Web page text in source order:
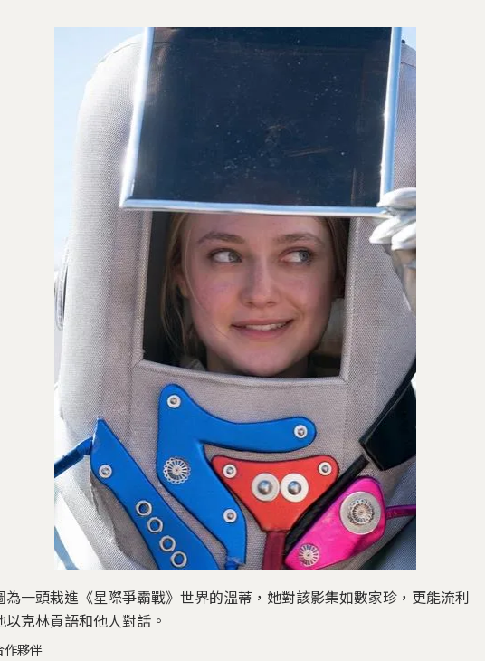
為一頭栽進《星際爭霸戰》世界的溫蒂，她對該影集如數家珍，更能流利
以克林貢語和他人對話。
作夥伴